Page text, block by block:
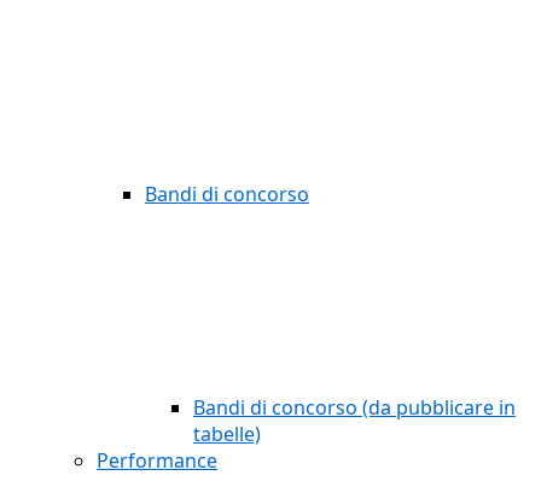
Bandi di concorso
Bandi di concorso (da pubblicare in
tabelle)
Performance